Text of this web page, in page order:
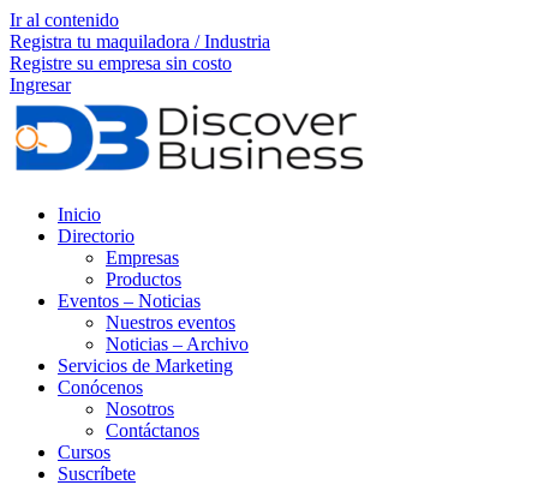
Ir al contenido
Registra tu maquiladora / Industria
Registre su empresa sin costo
Ingresar
Inicio
Directorio
Empresas
Productos
Eventos – Noticias
Nuestros eventos
Noticias – Archivo
Servicios de Marketing
Conócenos
Nosotros
Contáctanos
Cursos
Suscríbete